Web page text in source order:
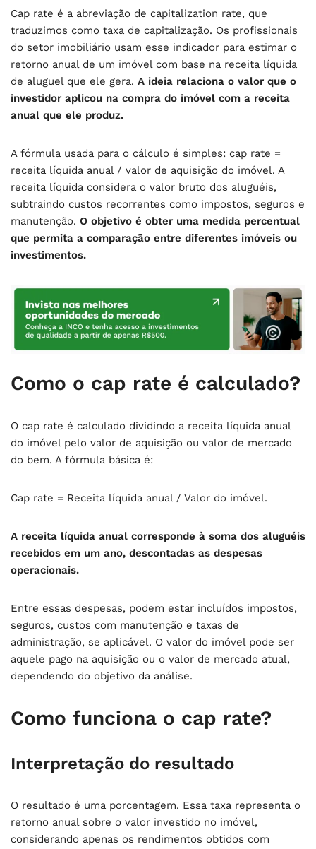
Cap rate é a abreviação de capitalization rate, que
traduzimos como taxa de capitalização. Os profissionais
do setor imobiliário usam esse indicador para estimar o
retorno anual de um imóvel com base na receita líquida
de aluguel que ele gera. A ideia relaciona o valor que o
investidor aplicou na compra do imóvel com a receita
anual que ele produz.
A fórmula usada para o cálculo é simples: cap rate =
receita líquida anual / valor de aquisição do imóvel. A
receita líquida considera o valor bruto dos aluguéis,
subtraindo custos recorrentes como impostos, seguros e
manutenção. O objetivo é obter uma medida percentual
que permita a comparação entre diferentes imóveis ou
investimentos.
Como o cap rate é calculado?
O cap rate é calculado dividindo a receita líquida anual
do imóvel pelo valor de aquisição ou valor de mercado
do bem. A fórmula básica é:
Cap rate = Receita líquida anual / Valor do imóvel.
A receita líquida anual corresponde à soma dos aluguéis
recebidos em um ano, descontadas as despesas
operacionais.
Entre essas despesas, podem estar incluídos impostos,
seguros, custos com manutenção e taxas de
administração, se aplicável. O valor do imóvel pode ser
aquele pago na aquisição ou o valor de mercado atual,
dependendo do objetivo da análise.
Como funciona o cap rate?
Interpretação do resultado
O resultado é uma porcentagem. Essa taxa representa o
retorno anual sobre o valor investido no imóvel,
considerando apenas os rendimentos obtidos com